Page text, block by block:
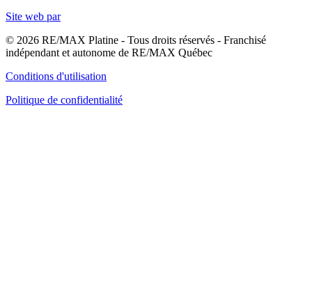
Site web par
© 2026 RE/MAX Platine - Tous droits réservés - Franchisé
indépendant et autonome de RE/MAX Québec
Conditions d'utilisation
Politique de confidentialité